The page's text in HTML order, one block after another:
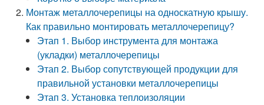
Монтаж металлочерепицы на односкатную крышу.
Как правильно монтировать металлочерепицу?
Этап 1. Выбор инструмента для монтажа
(укладки) металлочерепицы
Этап 2. Выбор сопутствующей продукции для
правильной установки металлочерепицы
Этап 3. Установка теплоизоляции